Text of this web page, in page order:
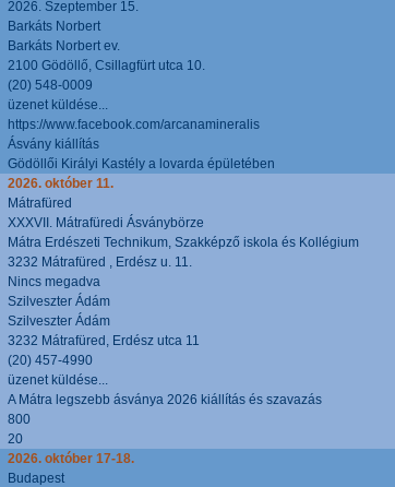
2026. Szeptember 15.
Barkáts Norbert
Barkáts Norbert ev.
2100 Gödöllő, Csillagfürt utca 10.
(20) 548-0009
üzenet küldése...
https://www.facebook.com/arcanamineralis
Ásvány kiállítás
Gödöllői Királyi Kastély a lovarda épületében
2026. október 11.
Mátrafüred
XXXVII. Mátrafüredi Ásványbörze
Mátra Erdészeti Technikum, Szakképző iskola és Kollégium
3232 Mátrafüred , Erdész u. 11.
Nincs megadva
Szilveszter Ádám
Szilveszter Ádám
3232 Mátrafüred, Erdész utca 11
(20) 457-4990
üzenet küldése...
A Mátra legszebb ásványa 2026 kiállítás és szavazás
800
20
2026. október 17-18.
Budapest